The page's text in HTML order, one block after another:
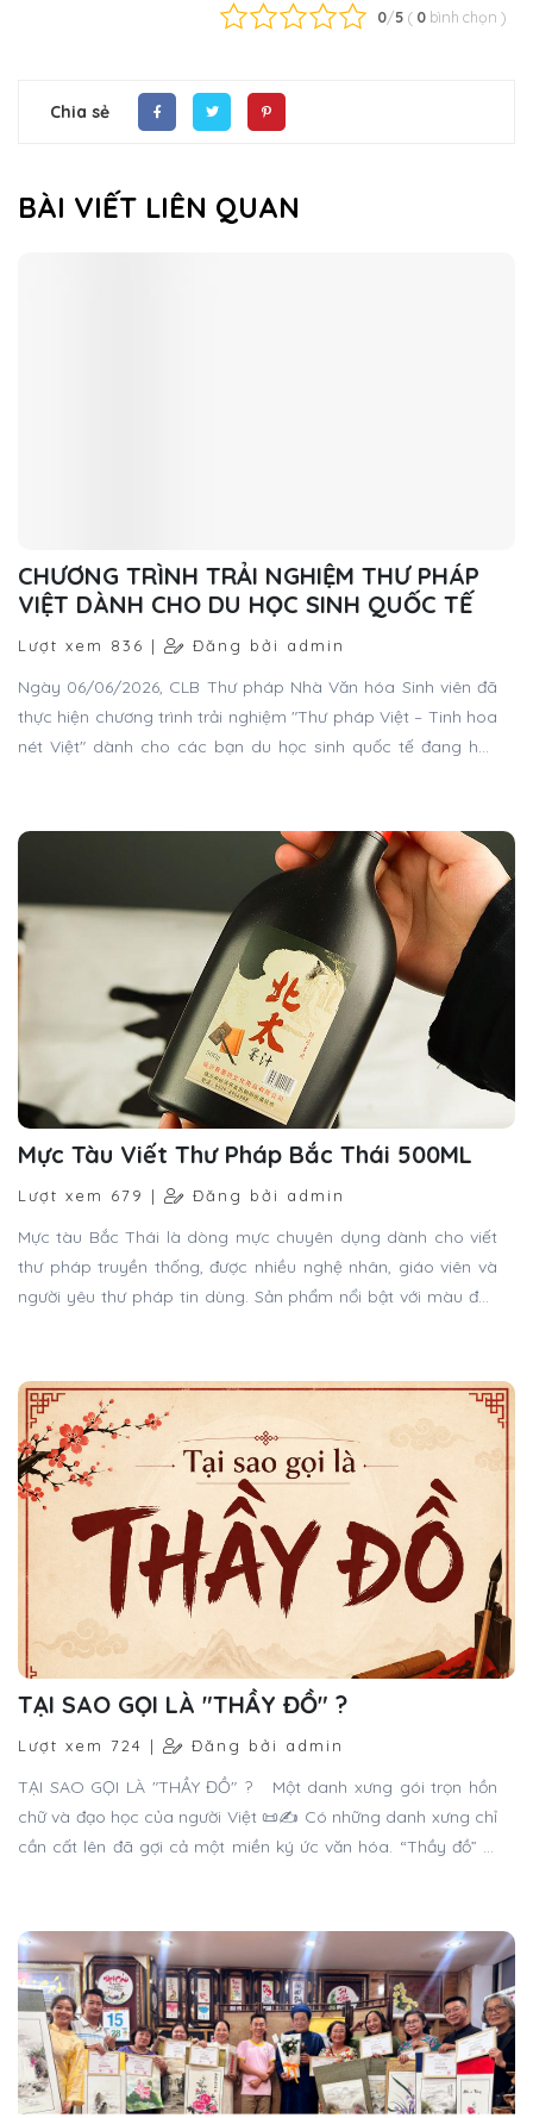
0/5 ( 0 bình chọn )
Chia sẻ
BÀI VIẾT LIÊN QUAN
Mực Tàu Viết Thư Pháp Bắc Thái 500ML
Lượt xem 679 | Đăng bởi admin
Mực tàu Bắc Thái là dòng mực chuyên dụng dành cho viết
thư pháp truyền thống, được nhiều nghệ nhân, giáo viên và
người yêu thư pháp tin dùng. Sản phẩm nổi bật với màu đen
tuyền tự nhiên, độ bám giấy tốt, giúp tạo nên những nét chữ
sắc sảo, mềm mại và có chiều sâu nghệ thuật.
TẠI SAO GỌI LÀ "THẦY ĐỒ" ?
Lượt xem 724 | Đăng bởi admin
TẠI SAO GỌI LÀ "THẦY ĐỒ" ? Một danh xưng gói trọn hồn
chữ và đạo học của người Việt 📜✍️ Có những danh xưng chỉ
cần cất lên đã gợi cả một miền ký ức văn hóa. “Thầy đồ” là
một cách gọi như thế.
CHÚC MỪNG TỔNG KẾT LỚP VẼ TRANH
THỦY MẶC
Lượt xem 1059 | Đăng bởi admin
Khép lại khóa học vẽ tranh thủy mặc kết hợp thư pháp kéo
dài 3 tháng tại Thư pháp Gia Nguyễn, điều đọng lại không chỉ